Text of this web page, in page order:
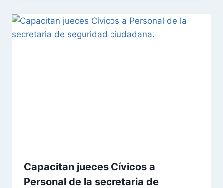
Capacitan jueces Cívicos a
Personal de la secretaria de